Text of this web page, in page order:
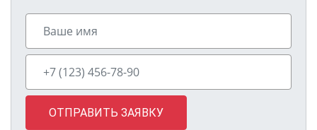
ОТПРАВИТЬ ЗАЯВКУ